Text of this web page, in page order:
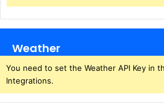
Weather
You need to set the Weather API Key in
Integrations.